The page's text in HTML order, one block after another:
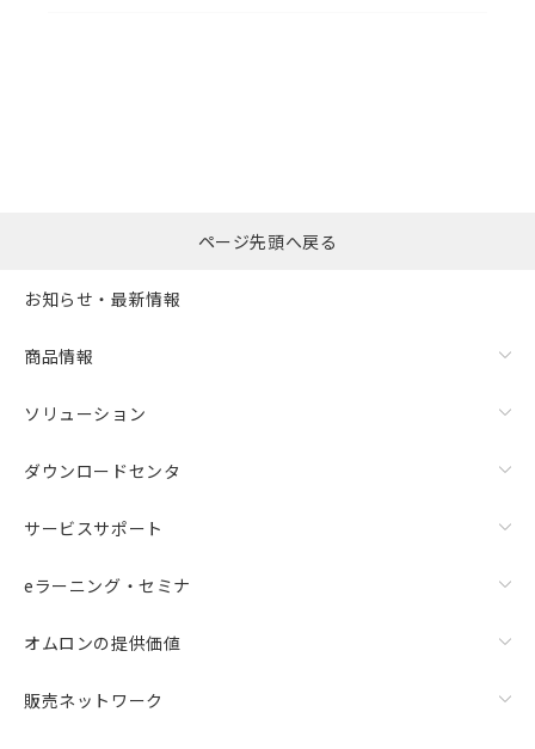
括ダウンロード
ページ先頭へ戻る
お知らせ・最新情報
商品情報
ソリューション
ダウンロードセンタ
サービスサポート
eラーニング・セミナ
オムロンの提供価値
販売ネットワーク